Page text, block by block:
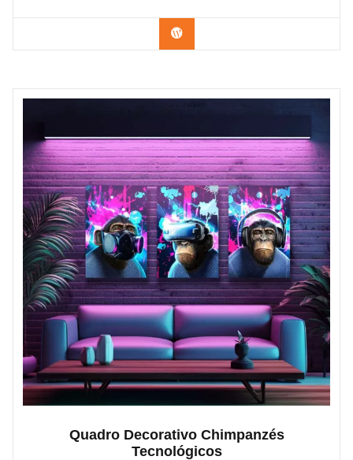
Confira os modelos
Quadro Decorativo Chimpanzés
Tecnológicos